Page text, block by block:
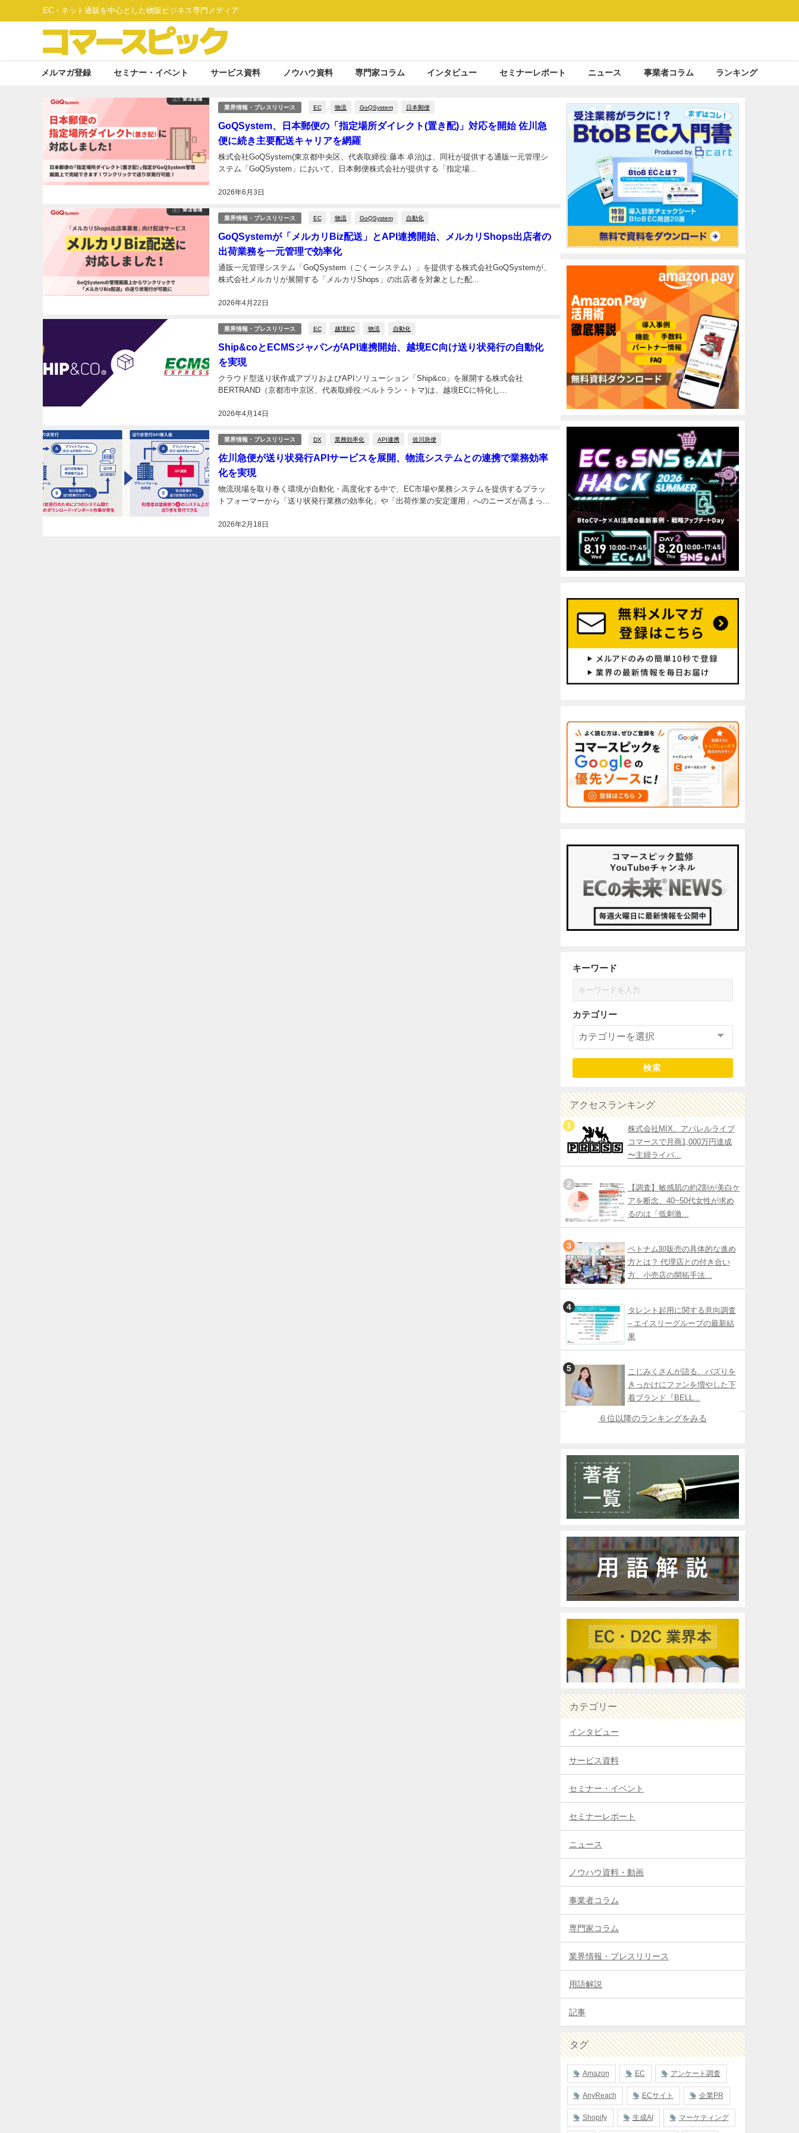
EC・ネット通販を中心とした物販ビジネス専門メディア
メルマガ登録 セミナー・イベント サービス資料 ノウハウ資料 専門家コラム インタビュー セミナーレポート ニュース 事業者コラム ランキング
業界情報・プレスリリース EC 物流 GoQSystem 日本郵便
GoQSystem、日本郵便の「指定場所ダイレクト(置き配)」対応を開始 佐川急
便に続き主要配送キャリアを網羅
2026年6月3日
株式会社GoQSystem(東京都中央区、代表取締役:藤本 卓治)は、同社が提供する通販一元管理シ
ステム「GoQSystem」において、日本郵便株式会社が提供する「指定場...
業界情報・プレスリリース EC 物流 GoQSystem 自動化
GoQSystemが「メルカリBiz配送」とAPI連携開始、メルカリShops出店者の
出荷業務を一元管理で効率化
2026年4月22日
通販一元管理システム「GoQSystem（ごくーシステム）」を提供する株式会社GoQSystemが、
株式会社メルカリが展開する「メルカリShops」の出店者を対象とした配...
業界情報・プレスリリース EC 越境EC 物流 自動化
Ship&coとECMSジャパンがAPI連携開始、越境EC向け送り状発行の自動化
を実現
2026年4月14日
クラウド型送り状作成アプリおよびAPIソリューション「Ship&co」を展開する株式会社
BERTRAND（京都市中京区、代表取締役:ベルトラン・トマ)は、越境ECに特化し...
業界情報・プレスリリース DX 業務効率化 API連携 佐川急便
佐川急便が送り状発行APIサービスを展開、物流システムとの連携で業務効率
化を実現
2026年2月18日
物流現場を取り巻く環境が自動化・高度化する中で、EC市場や業務システムを提供するプラッ
トフォーマーから「送り状発行業務の効率化」や「出荷作業の安定運用」へのニーズが高まっ...
キーワード
カテゴリー
検索
アクセスランキング
株式会社MIX、アパレルライブ
コマースで月商1,000万円達成
〜主婦ライバ...
【調査】敏感肌の約2割が美白ケ
アを断念、40~50代女性が求め
るのは「低刺激...
ベトナム卸販売の具体的な進め
方とは？ 代理店との付き合い
方、小売店の開拓手法...
タレント起用に関する意向調査
– エイスリーグループの最新結
果
こじみくさんが語る、バズりを
きっかけにファンを増やした下
着ブランド『BELL...
６位以降のランキングをみる
カテゴリー
インタビュー
サービス資料
セミナー・イベント
セミナーレポート
ニュース
ノウハウ資料・動画
事業者コラム
専門家コラム
業界情報・プレスリリース
用語解説
記事
タグ
Amazon EC アンケート調査
AnyReach ECサイト 企業PR
Shopify 生成AI マーケティング